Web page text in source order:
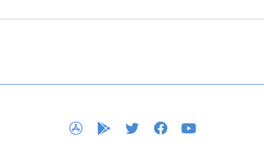
APP STOREGOOGLE PLAY
TWITTERFACEBOOK